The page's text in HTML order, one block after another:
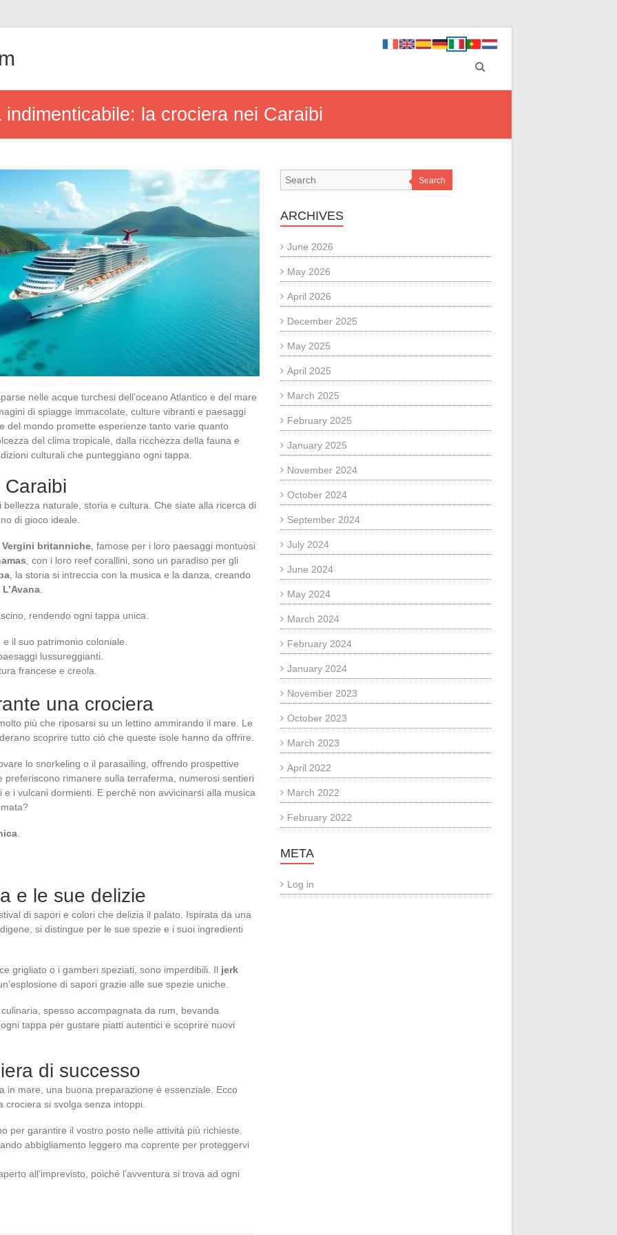
indimenticabile: la crociera nei Caraibi
nelle acque turchesi dell’oceano Atlantico e del mare
di spiagge immacolate, culture vibranti e paesaggi
del mondo promette esperienze tanto varie quanto
del clima tropicale, dalla ricchezza della fauna e
culturali che punteggiano ogni tappa.
naturale, storia e cultura. Che siate alla ricerca di
di gioco ideale.
Vergini britanniche , famose per i loro paesaggi montuosi
, con i loro reef corallini, sono un paradiso per gli
, la storia si intreccia con la musica e la danza, creando
L’Avana
rendendo ogni tappa unica.
il suo patrimonio coloniale.
lussureggianti.
francese e creola.
una crociera
più che riposarsi su un lettino ammirando il mare. Le
scoprire tutto ciò che queste isole hanno da offrire.
lo snorkeling o il parasailing, offrendo prospettive
rimanere sulla terraferma, numerosi sentieri
i vulcani dormienti. E perché non avvicinarsi alla musica
e le sue delizie
di sapori e colori che delizia il palato. Ispirata da una
si distingue per le sue spezie e i suoi ingredienti
grigliato o i gamberi speziati, sono imperdibili. Il jerk
di sapori grazie alle sue spezie uniche.
spesso accompagnata da rum, bevanda
tappa per gustare piatti autentici e scoprire nuovi
di successo
in mare, una buona preparazione è essenziale. Ecco
si svolga senza intoppi.
per garantire il vostro posto nelle attività più richieste.
abbigliamento leggero ma coprente per proteggervi
all’imprevisto, poiché l’avventura si trova ad ogni
Search
ARCHIVES
June 2026
May 2026
April 2026
December 2025
May 2025
April 2025
March 2025
February 2025
January 2025
November 2024
October 2024
September 2024
July 2024
June 2024
May 2024
March 2024
February 2024
January 2024
November 2023
October 2023
March 2023
April 2022
March 2022
February 2022
META
Log in